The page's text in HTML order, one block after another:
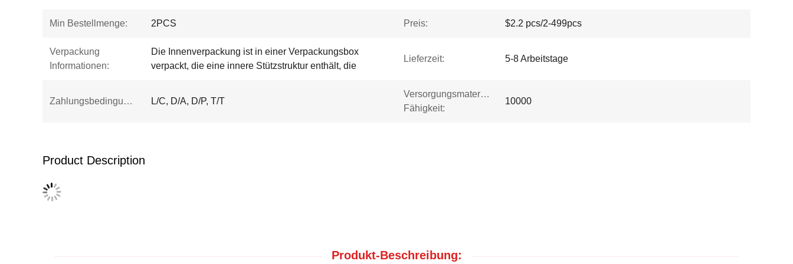
Min Bestellmenge: 2PCS Preis: $2.2 pcs/2-499pcs
Verpackung
Informationen:
Die Innenverpackung ist in einer Verpackungsbox
verpackt, die eine innere Stützstruktur enthält, die
Lieferzeit: 5-8 Arbeitstage
Zahlungsbedingungen: L/C, D/A, D/P, T/T
Versorgungsmaterial-
Fähigkeit:
10000
Product Description
Produkt-Beschreibung: